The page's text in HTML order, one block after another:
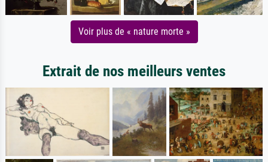
Voir plus de « nature morte »
Extrait de nos meilleurs ventes